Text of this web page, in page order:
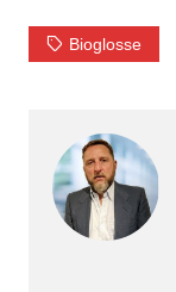
Bioglosse